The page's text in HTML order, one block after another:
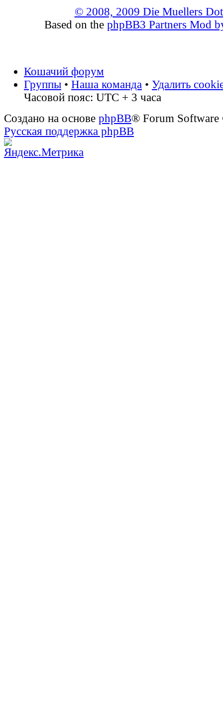
© 2008, 2009 Die Muellers
Based on the phpBB3 Partners Mod
Кошачий форум
Группы • Наша команда • Удалить
Часовой пояс: UTC + 3 часа
Создано на основе phpBB® Forum
Русская поддержка phpBB